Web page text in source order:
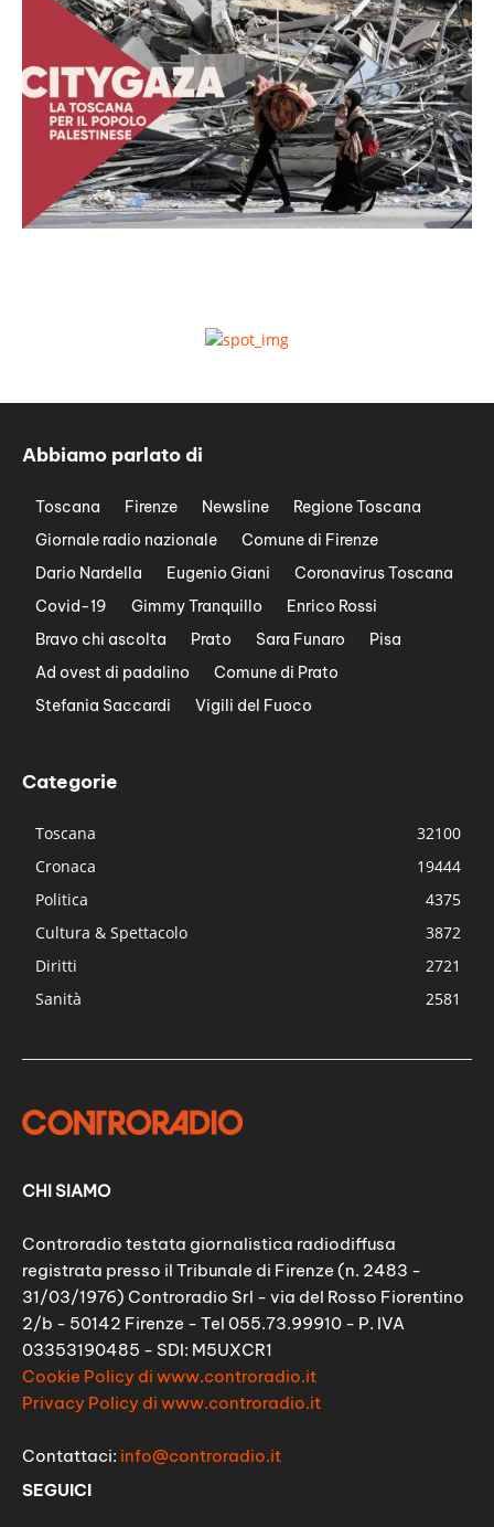
Abbiamo parlato di
Toscana Firenze Newsline
Regione Toscana
Giornale radio nazionale
Comune di Firenze
Dario Nardella
Eugenio Giani
Coronavirus Toscana
Covid-19
Gimmy Tranquillo
Enrico Rossi
Bravo chi ascolta
Prato Sara Funaro
Pisa
Ad ovest di padalino
Comune di Prato
Stefania Saccardi
Vigili del Fuoco
Categorie
Toscana
32100
Cronaca
19444
Politica
4375
Cultura & Spettacolo
3872
Diritti
2721
Sanità
2581
CHI SIAMO
Controradio testata giornalistica radiodiffusa
registrata presso il Tribunale di Firenze (n. 2483 -
31/03/1976) Controradio Srl - via del Rosso Fiorentino
2/b - 50142 Firenze - Tel 055.73.99910 - P. IVA
03353190485 - SDI: M5UXCR1
Cookie Policy di www.controradio.it
Privacy Policy di www.controradio.it
Contattaci: info@controradio.it
SEGUICI